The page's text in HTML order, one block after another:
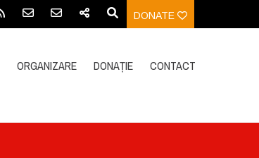
DONATE
ORGANIZARE DONAȚIE CONTACT